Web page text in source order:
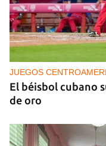
NICARAGUA
EE UU propone a
cancilleres para
decisiones de
JUEGOS
El béisbol cubano
de oro